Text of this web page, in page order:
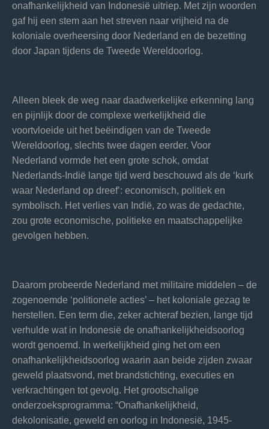
onafhankelijkheid van Indonesië uitriep. Met zijn woorden
gaf hij een stem aan het streven naar vrijheid na de
koloniale overheersing door Nederland en de bezetting
door Japan tijdens de Tweede Wereldoorlog.
Alleen bleek de weg naar daadwerkelijke erkenning lang
en pijnlijk door de complexe werkelijkheid die
voortvloeide uit het beëindigen van de Tweede
Wereldoorlog, slechts twee dagen eerder. Voor
Nederland vormde het een grote schok, omdat
Nederlands-Indië lange tijd werd beschouwd als de ‘kurk
waar Nederland op dreef’: economisch, politiek en
symbolisch. Het verlies van Indië, zo was de gedachte,
zou grote economische, politieke en maatschappelijke
gevolgen hebben.
Daarom probeerde Nederland met militaire middelen – de
zogenoemde ‘politionele acties’ – het koloniale gezag te
herstellen. Een term die, zeker achteraf bezien, lange tijd
verhulde wat in Indonesië de onafhankelijkheidsoorlog
wordt genoemd. In werkelijkheid ging het om een
onafhankelijkheidsoorlog waarin aan beide zijden zwaar
geweld plaatsvond, met brandstichting, executies en
verkrachtingen tot gevolg. Het grootschalige
onderzoeksprogramma: “Onafhankelijkheid,
dekolonisatie, geweld en oorlog in Indonesië, 1945-